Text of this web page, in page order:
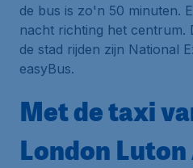
de bus is zo'n 50 minuten.
nacht richting het centrum.
de stad rijden zijn National
easyBus.
Met de taxi
London